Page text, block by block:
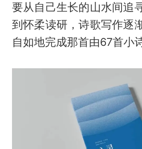
要从自己生长的山水间追
到怀柔读研，诗歌写作逐
自如地完成那首由67首小